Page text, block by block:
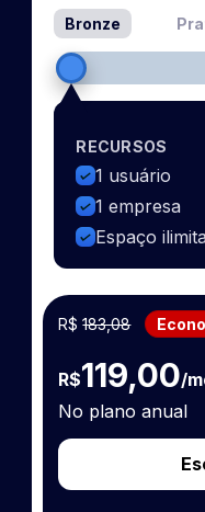
Bronze
RECURSOS
1 usuário
1 empresa
Espaço
R$183,08
R$119,00/
No plano anual